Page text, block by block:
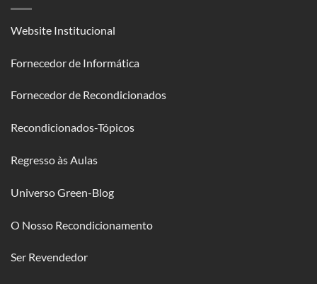
Website Institucional
Fornecedor de Informática
Fornecedor de Recondicionados
Recondicionados-Tópicos
Regresso às Aulas
Universo Green-Blog
O Nosso Recondicionamento
Ser Revendedor